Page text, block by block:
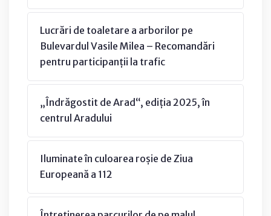
Lucrări de toaletare a arborilor pe
Bulevardul Vasile Milea – Recomandări
pentru participanții la trafic
„Îndrăgostit de Arad“, ediția 2025, în
centrul Aradului
Iluminate în culoarea roșie de Ziua
Europeană a 112